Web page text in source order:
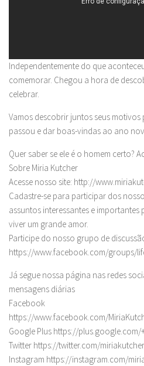
Independentemente do que
comemorar. Chegou a hora de
celebrar.
Vamos descobrir juntos seus
passou e dar boas-vindas ao ano
Quer saber se ele é o homem certo?
Sobre Miria Kutcher
Acesse nosso site: http://
Cadastre-se para participar dos
assuntos interessantes e
viver um grande amor.
Participe do nosso grupo de
https://www.facebook.com/groups/
Já segue nossa página nas redes
mensagens diárias
Facebook
https://www.facebook.com/
Google Plus https://plus.google.com/
Twitter https://twitter.com/miriakutcher
Instagram https://instagram.com/